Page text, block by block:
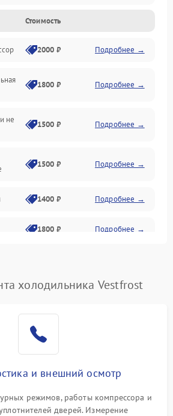
Стоимость
2000 ₽ Подробнее →
1800 ₽ Подробнее →
не
1500 ₽ Подробнее →
1500 ₽ Подробнее →
1400 ₽ Подробнее →
1800 ₽ Подробнее →
Frost 2600 ₽ Подробнее →
2000 ₽ Подробнее →
холодильника Vestfrost
и внешний осмотр
режимов, работы компрессора и
дверей. Измерение